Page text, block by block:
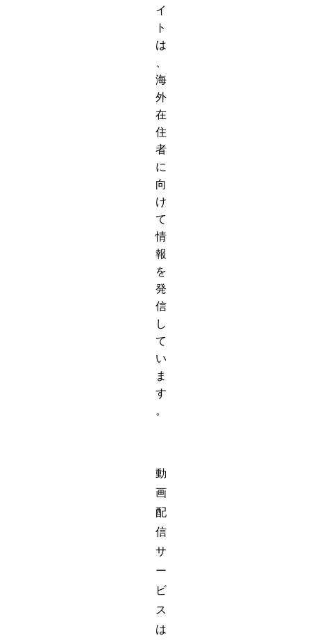
イ
ト
は
海
外
在
住
者
に
向
け
て
情
報
を
発
信
し
て
い
ま
す
。
動
画
配
信
サ
ー
ビ
ス
は